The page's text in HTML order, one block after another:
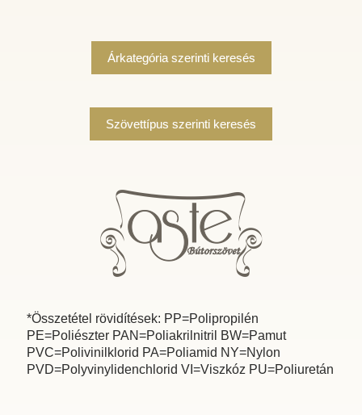
Árkategória szerinti keresés
Szövettípus szerinti keresés
*Összetétel rövidítések: PP=Polipropilén
PE=Poliészter PAN=Poliakrilnitril BW=Pamut
PVC=Polivinilklorid PA=Poliamid NY=Nylon
PVD=Polyvinylidenchlorid VI=Viszkóz PU=Poliuretán